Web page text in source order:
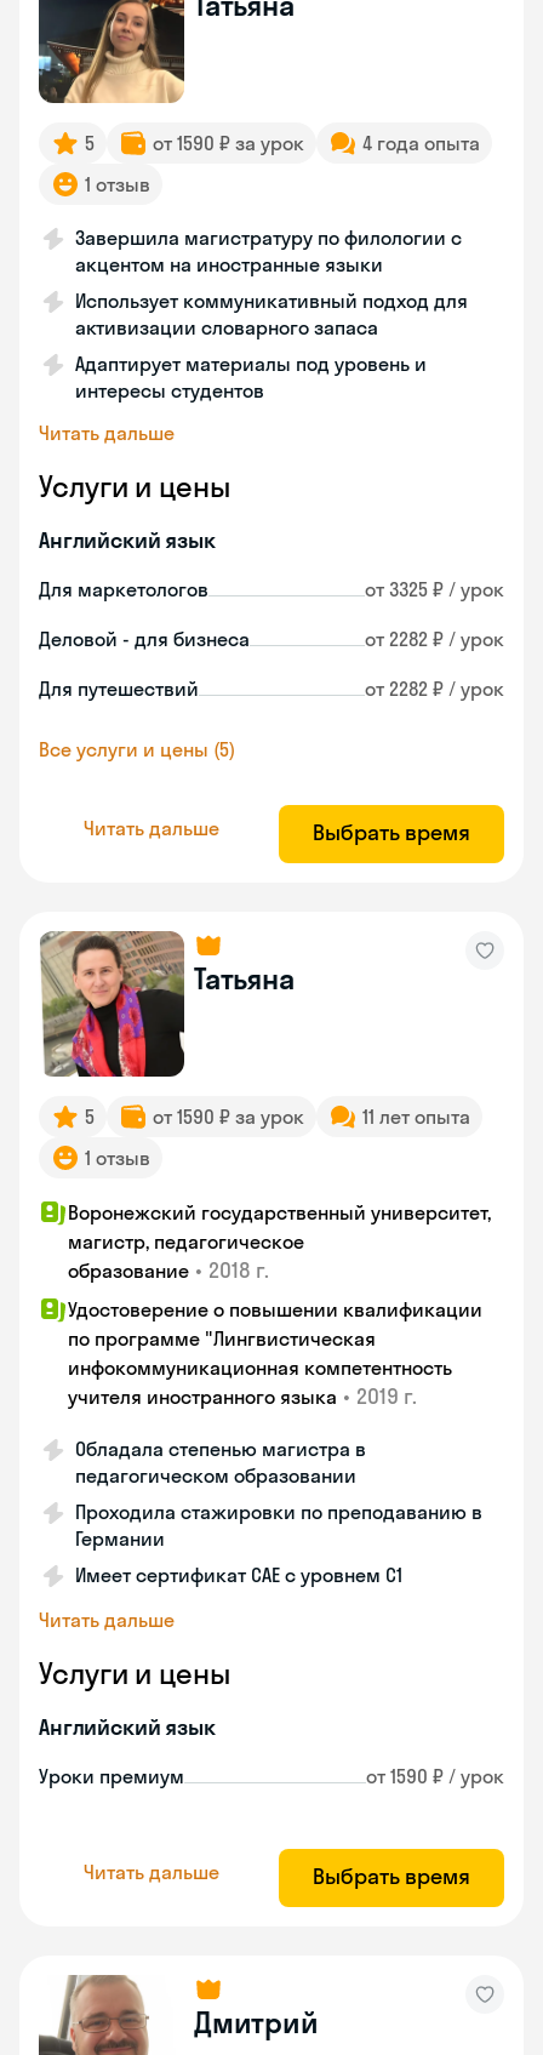
5 от 1590 ₽ за урок
4 года опыта
1 отзыв
Завершила магистратуру по филологии с
акцентом на иностранные языки
Использует коммуникативный подход для
активизации словарного запаса
Адаптирует материалы под уровень и
интересы студентов
Читать дальше
Услуги и цены
Английский язык
Для маркетологов от 3325 ₽ / урок
Деловой - для бизнеса от 2282 ₽ / урок
Для путешествий от 2282 ₽ / урок
Все услуги и цены (5)
Читать дальше Выбрать время
Татьяна
5 от 1590 ₽ за урок
11 лет опыта
1 отзыв
Воронежский государственный университет,
магистр, педагогическое
образование • 2018 г.
Удостоверение о повышении квалификации
по программе "Лингвистическая
инфокоммуникационная компетентность
учителя иностранного языка • 2019 г.
Обладала степенью магистра в
педагогическом образовании
Проходила стажировки по преподаванию в
Германии
Имеет сертификат САЕ с уровнем С1
Читать дальше
Услуги и цены
Английский язык
Уроки премиум от 1590 ₽ / урок
Читать дальше Выбрать время
Дмитрий